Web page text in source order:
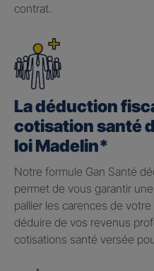
contrat.
La déduction
cotisation santé
loi Madelin*
Notre formule Gan Santé
permet de vous garantir
pallier les carences de
déduire de vos revenus
cotisations santé versée